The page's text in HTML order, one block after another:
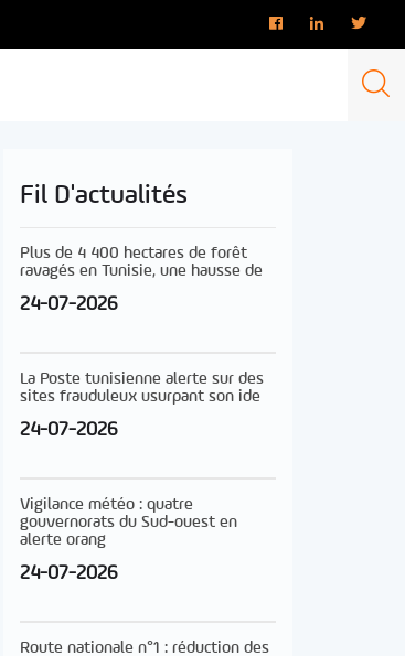
Fil D'actualités
Plus de 4 400 hectares de forêt
ravagés en Tunisie, une hausse de
24-07-2026
La Poste tunisienne alerte sur des
sites frauduleux usurpant son ide
24-07-2026
Vigilance météo : quatre
gouvernorats du Sud-ouest en
alerte orang
24-07-2026
Route nationale n°1 : réduction des